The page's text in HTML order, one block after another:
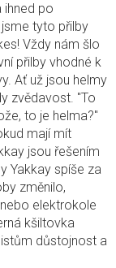
ihned po
tyto přilby
Vždy nám šlo
přilby vhodné k
Ať už jsou helmy
zvědavost. "To
to je helma?"
mají mít
jsou řešením
Yakkay spíše za
změnilo,
elektrokole
kšiltovka
důstojnost a